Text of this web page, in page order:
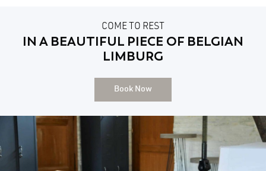
COME TO REST
IN A BEAUTIFUL PIECE OF BELGIAN
LIMBURG
Book Now